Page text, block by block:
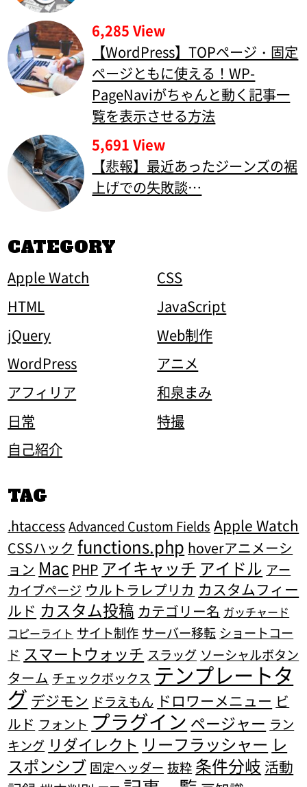
6,285 View
【WordPress】TOPページ・固定
ページともに使える！WP-
PageNaviがちゃんと動く記事一
覧を表示させる方法
5,691 View
【悲報】最近あったジーンズの裾
上げでの失敗談…
CATEGORY
Apple Watch
CSS
HTML
JavaScript
jQuery
Web制作
WordPress
アニメ
アフィリア
和泉まみ
日常
特撮
自己紹介
TAG
.htaccess Advanced Custom Fields Apple Watch
CSSハック functions.php hoverアニメーシ
ョン Mac PHP アイキャッチ アイドル アー
カイブページ ウルトラレプリカ カスタムフィー
ルド カスタム投稿 カテゴリー名 ガッチャード
コピーライト サイト制作 サーバー移転 ショートコー
ド スマートウォッチ スラッグ ソーシャルボタン
ターム チェックボックス テンプレートタ
グ デジモン ドラえもん ドロワーメニュー ビ
ルド フォント プラグイン ページャー ラン
キング リダイレクト リーフラッシャー レ
スポンシブ 固定ヘッダー 抜粋 条件分岐 活動